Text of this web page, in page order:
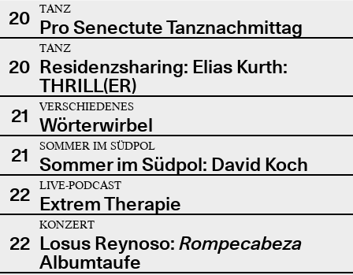
20
TANZ
Pro Senectute Tanznachmittag
20
TANZ
Residenzsharing: Elias Kurth:
THRILL(ER)
21
VERSCHIEDENES
Wörterwirbel
21
SOMMER IM SÜDPOL
Sommer im Südpol: David Koch
22
LIVE-PODCAST
Extrem Therapie
22
KONZERT
Losus Reynoso: Rompecabeza
Albumtaufe